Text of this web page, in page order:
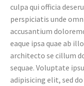
culpa qui officia
perspiciatis unde
accusantium
eaque ipsa quae ab
architecto se cillum
sequae. Voluptate
adipisicing elit, sed